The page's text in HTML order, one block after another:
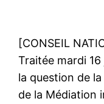
[CONSEIL
Traitée mardi 16
la question de
de la Médiation